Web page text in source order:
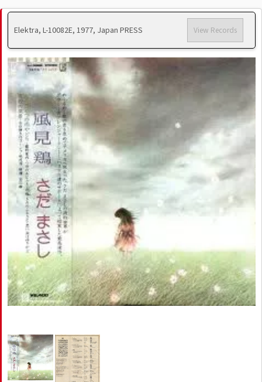
Elektra, L-10082E, 1977, Japan PRESS View Records